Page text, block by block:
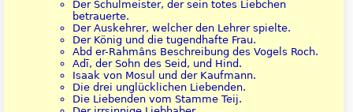
Der Schulmeister, der sein totes Liebchen
betrauerte.
Der Auskehrer, welcher den Lehrer spielte.
Der König und die tugendhafte Frau.
Abd er-Rahmâns Beschreibung des Vogels Roch.
Adī, der Sohn des Seid, und Hind.
Isaak von Mosul und der Kaufmann.
Die drei unglücklichen Liebenden.
Die Liebenden vom Stamme Teij.